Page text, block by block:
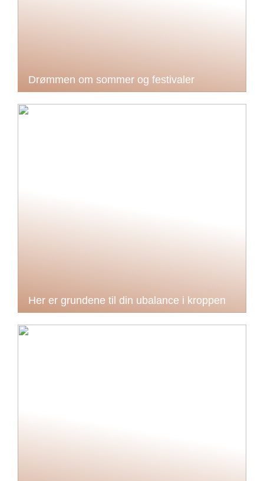
Drømmen om sommer og festivaler
Her er grundene til din ubalance i kroppen